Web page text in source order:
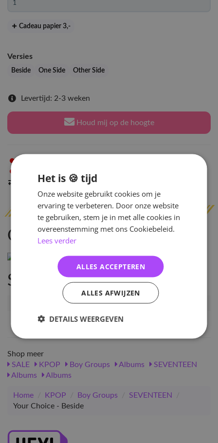
Cadeau papier 3,-
Versies
Beside One Side Other Side
Levertijd: 2-3 weken
Houd mij op de hoogte
Indien op voorraadbinnen 2 werkdagen
Omschrijving
Specificaties
12160
EAN nummer
8809634382184
Shop meer
SALE
KPOP Boy Groups Albums
SEVENTEEN
Albums
Albums
Home / KPOP / Boy Groups / SEVENTEEN
/
Your Choice - Beside
Het is 🍪 tijd
Onze website gebruikt cookies om je
ervaring te verbeteren. Door onze website
te gebruiken, stem je in met alle cookies in
overeenstemming met ons Cookiebeleid.
Lees verder
ALLES ACCEPTEREN
ALLES AFWIJZEN
DETAILS WEERGEVEN